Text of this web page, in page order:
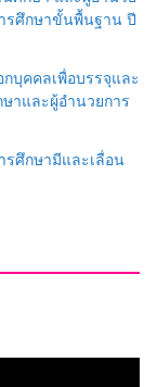
รศึกษาขั้นพื้นฐาน ปี
บุคคลเพื่อบรรจุและ
าและผู้อำนวยการ
รศึกษามีและเลื่อน